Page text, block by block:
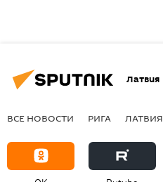
Латвия
ВСЕ НОВОСТИ РИГА ЛАТВИЯ